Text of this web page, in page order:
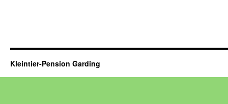
Kleintier-Pension Garding